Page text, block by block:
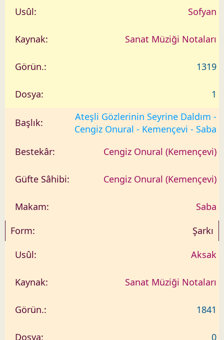
Sofyan
Sanat Müziği Notaları
1319
1
Ateşli Gözlerinin Seyrine Daldım -
Cengiz Onural - Kemençevi - Saba
Cengiz Onural (Kemençevi)
Cengiz Onural (Kemençevi)
Saba
Şarkı
Aksak
Sanat Müziği Notaları
1841
0